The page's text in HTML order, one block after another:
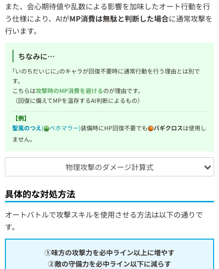
また、会心期待値や乱数による影響を加味したオート行動を行
う仕様により、AIがMP消費は無駄と判断した場合に通常攻撃を
行います。
ちなみに…
｢いのちだいじに｣のキャラが回復不要時に通常行動を行う理由とは別で
す。
こちらは攻撃時のMP消費を避けるのが理由です。
（回復に備えてMPを温存するAI判断によるもの）
【例】
聖風のつえ ( ベホマラー)装備時にHP回復不要でも バギクロスは使用し
ません。
物理攻撃のダメージ計算式
具体的な対処方法
オートバトルで攻撃スキルを使用させる方法は以下の通りで
す。
①味方の攻撃力を必中ライン以上に増やす
②敵の守備力を必中ライン以下に減らす